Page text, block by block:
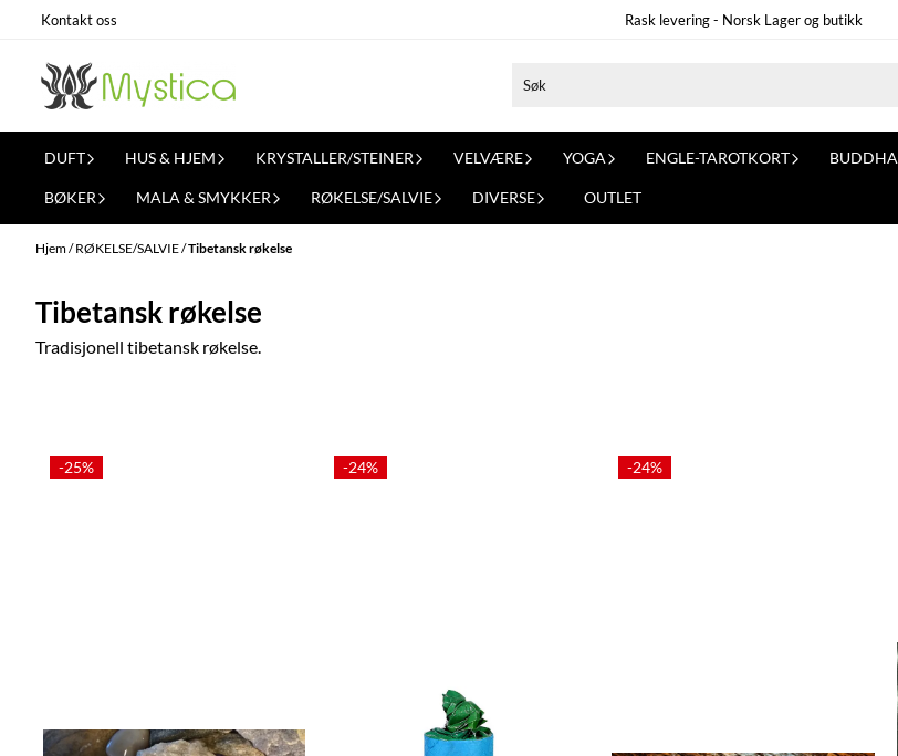
Hopp til innhold
Kontakt oss Rask levering - Norsk Lager og butikk
DUFT HUS & HJEM KRYSTALLER/STEINER VELVÆRE YOGA ENGLE-TAROTKORT BUDDHA
BØKER MALA & SMYKKER RØKELSE/SALVIE DIVERSE OUTLET
Hjem/RØKELSE/SALVIE/Tibetansk røkelse
Tibetansk røkelse
Tradisjonell tibetansk røkelse.
-25% -24% -24%